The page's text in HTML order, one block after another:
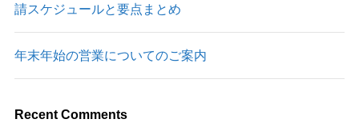
請スケジュールと要点まとめ
年末年始の営業についてのご案内
Recent Comments